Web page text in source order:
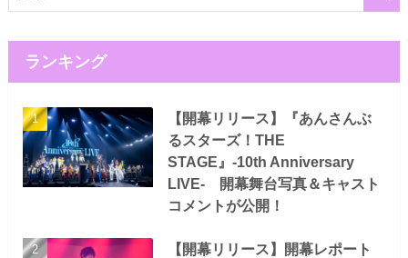
ランキング
【開幕リリース】『あんさんぶ
るスターズ！THE
STAGE』-10th Anniversary
LIVE- 開幕舞台写真＆キャスト
コメントが公開！
【開幕リリース】開幕レポート